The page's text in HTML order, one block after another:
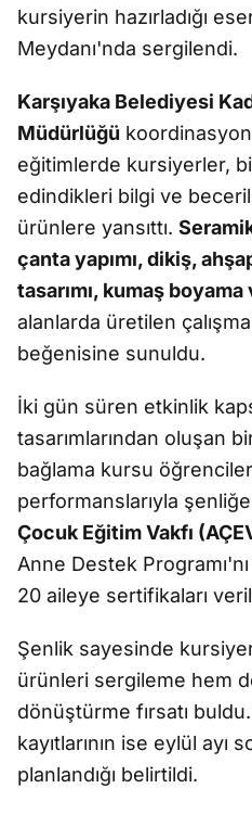
kursiyerin hazırladığı
Meydanı'nda sergilendi.
Karşıyaka Belediyesi
Müdürlüğü
eğitimlerde kursiyerler,
edindikleri bilgi ve
ürünlere yansıttı.
çanta yapımı, dikiş,
tasarımı, kumaş
alanlarda üretilen
beğenisine sunuldu.
İki gün süren etkinlik
tasarımlarından oluşan
bağlama kursu
performanslarıyla şenliğe
Çocuk Eğitim Vakfı
Anne Destek
20 aileye sertifikaları
Şenlik sayesinde
ürünleri sergileme hem
dönüştürme fırsatı
kayıtlarının ise eylül ayı
planlandığı belirtildi.